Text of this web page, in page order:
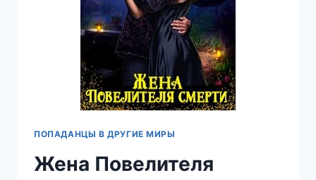
ПОПАДАНЦЫ В ДРУГИЕ МИРЫ
Жена Повелителя